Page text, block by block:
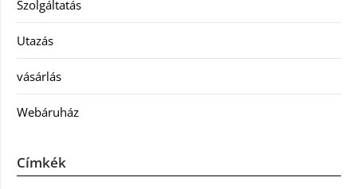
Szolgáltatás
Utazás
vásárlás
Webáruház
Címkék